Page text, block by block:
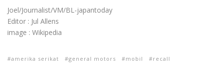
Joel/Journalist/VM/BL-japantoday
Editor : Jul Allens
image : Wikipedia
amerika serikat general motors mobil recall